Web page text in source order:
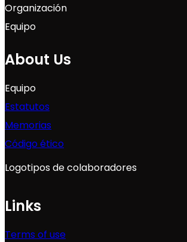
Organización
Equipo
About Us
Equipo
Estatutos
Memorias
Código ético
Logotipos de colaboradores
Links
Terms of use